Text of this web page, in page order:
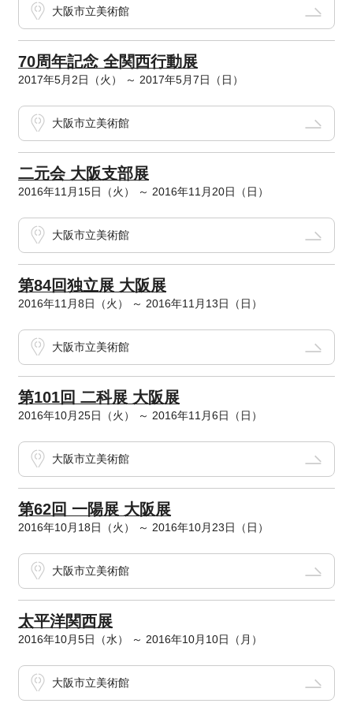
大阪市立美術館
70周年記念 全関西行動展
2017年5月2日（火） ～ 2017年5月7日（日）
大阪市立美術館
二元会 大阪支部展
2016年11月15日（火） ～ 2016年11月20日（日）
大阪市立美術館
第84回独立展 大阪展
2016年11月8日（火） ～ 2016年11月13日（日）
大阪市立美術館
第101回 二科展 大阪展
2016年10月25日（火） ～ 2016年11月6日（日）
大阪市立美術館
第62回 一陽展 大阪展
2016年10月18日（火） ～ 2016年10月23日（日）
大阪市立美術館
太平洋関西展
2016年10月5日（水） ～ 2016年10月10日（月）
大阪市立美術館